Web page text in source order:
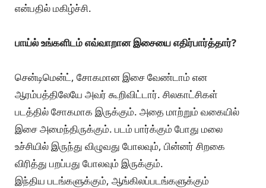
என்பதில் மகிழ்ச்சி.
பாய்ல் உங்களிடம் எவ்வாறான இசையை எதிர்பார்த்தார்?
சென்டிமென்ட், சோகமான இசை வேண்டாம் என
ஆரம்பத்திலேயே அவர் கூறிவிட்டார். சிலகாட்சிகள்
படத்தில் சோகமாக இருக்கும். அதை மாற்றும் வகையில்
இசை அமைந்திருக்கும். படம் பார்க்கும் போது மலை
உச்சியில் இருந்து விழுவது போலவும், பின்னர் சிறகை
விரித்து பறப்பது போலவும் இருக்கும்.
இந்திய படங்களுக்கும், ஆங்கிலப்படங்களுக்கும்